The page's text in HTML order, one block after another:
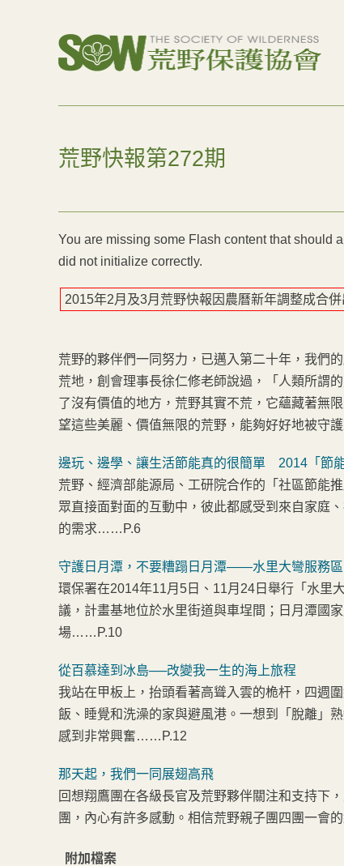
荒野快報第272期
You are missing some Flash content that should
did not initialize correctly.
2015年2月及3月荒野快報因農曆新年調整成合
荒野的夥伴們一同努力，已邁入第二十年，我們
荒地，創會理事長徐仁修老師說過，「人類所謂
了沒有價值的地方，荒野其實不荒，它蘊藏著無
望這些美麗、價值無限的荒野，能夠好好地被守
邊玩、邊學、讓生活節能真的很簡單 2014「節
荒野、經濟部能源局、工研院合作的「社區節能
眾直接面對面的互動中，彼此都感受到來自家庭
的需求……P.6
守護日月潭，不要糟蹋日月潭——水里大彎服務區
環保署在2014年11月5日、11月24日舉行「水里
議，計畫基地位於水里街道與車埕間；日月潭國
場……P.10
從百慕達到冰島──改變我一生的海上旅程
我站在甲板上，抬頭看著高聳入雲的桅杆，四週
飯、睡覺和洗澡的家與避風港。一想到「脫離」
感到非常興奮……P.12
那天起，我們一同展翅高飛
回想翔鷹團在各級長官及荒野夥伴關注和支持下
團，內心有許多感動。相信荒野親子團四團一
附加檔案